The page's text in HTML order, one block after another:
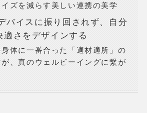
ズを減らす美しい連携の美学
バイスに振り回されず、自分
適さをデザインする
身体に一番合った「適材適所」の
、真のウェルビーイングに繋が